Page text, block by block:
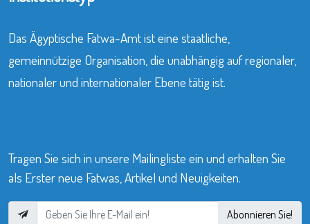
Das Ägyptische Fatwa-Amt ist eine staatliche,
gemeinnützige Organisation, die unabhängig auf regionaler,
nationaler und internationaler Ebene tätig ist.
Tragen Sie sich in unsere Mailingliste ein und erhalten Sie
als Erster neue Fatwas, Artikel und Neuigkeiten.
Abonnieren Sie!